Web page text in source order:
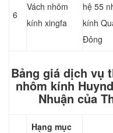
6
Vách nhôm
kính xingfa
hệ 55
kính
Đông
Bảng giá dịch vụ
nhôm kính
Nhuận của
Hạng mục